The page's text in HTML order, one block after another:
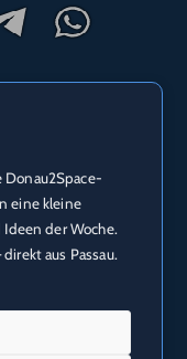
Donau2Space-
eine kleine
der Woche.
aus Passau.